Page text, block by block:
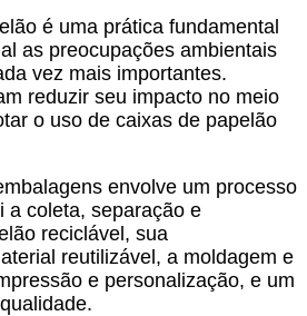
é uma prática fundamental
as preocupações ambientais
vez mais importantes.
reduzir seu impacto no meio
o uso de caixas de papelão
envolve um processo
a coleta, separação e
reciclável, sua
reutilizável, a moldagem e
e personalização, e um